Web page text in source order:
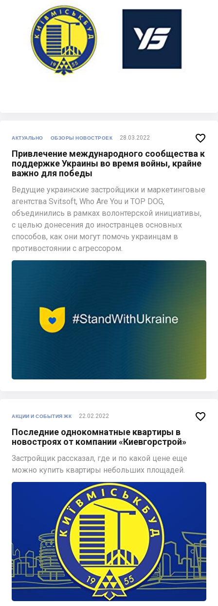
АКТУАЛЬНО ОБЗОРЫ НОВОСТРОЕК 28.03.2022
Привлечение международного сообщества к
поддержке Украины во время войны, крайне
важно для победы
Ведущие украинские застройщики и маркетинговые
агентства Svitsoft, Who Are You и TOP DOG,
объединились в рамках волонтерской инициативы,
с целью донесения до иностранцев основных
способов, как они могут помочь украинцам в
противостоянии с агрессором.

АКЦИИ И СОБЫТИЯ ЖК 22.02.2022
Последние однокомнатные квартиры в
новостроях от компании «Киевгорстрой»
Застройщик рассказал, где и по какой цене еще
можно купить квартиры небольших площадей.
